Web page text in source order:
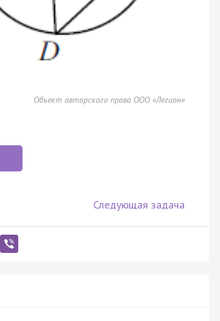
Объект авторского права ООО «Легион»
Следующая задача